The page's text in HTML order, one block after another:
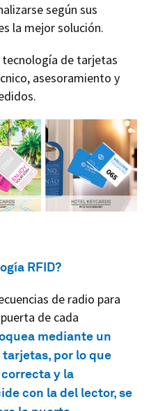
según sus
la mejor solución.
de tarjetas
asesoramiento y
RFID?
de radio para
de cada
mediante un
por lo que
y la
con la del lector, se